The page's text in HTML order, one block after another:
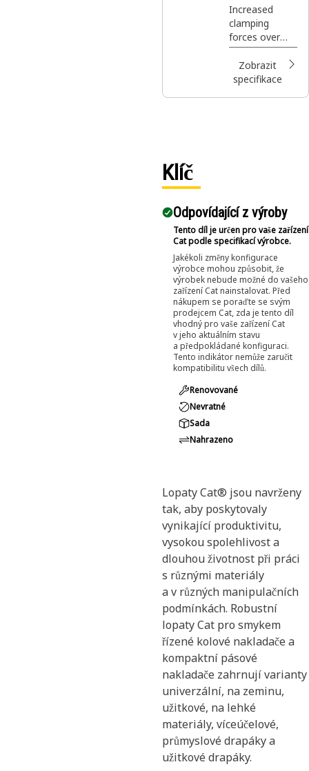
Teeth
Increased
clamping
forces over
the standard
Multi-Purpose
Bucket allows
Zobrazit
specifikace
Klíč
Odpovídající z výroby
Tento díl je určen pro vaše zařízení
Cat podle specifikací výrobce.
Jakékoli změny konfigurace
výrobce mohou způsobit, že
výrobek nebude možné do vašeho
zařízení Cat nainstalovat. Před
nákupem se poraďte se svým
prodejcem Cat, zda je tento díl
vhodný pro vaše zařízení Cat
v jeho aktuálním stavu
a předpokládané konfiguraci.
Tento indikátor nemůže zaručit
kompatibilitu všech dílů.
Renovované
Nevratné
Sada
Nahrazeno
Lopaty Cat® jsou navrženy
tak, aby poskytovaly
vynikající produktivitu,
vysokou spolehlivost a
dlouhou životnost při práci
s různými materiály
a v různých manipulačních
podmínkách. Robustní
lopaty Cat pro smykem
řízené kolové nakladače a
kompaktní pásové
nakladače zahrnují varianty
univerzální, na zeminu,
užitkové, na lehké
materiály, víceúčelové,
průmyslové drapáky a
užitkové drapáky.